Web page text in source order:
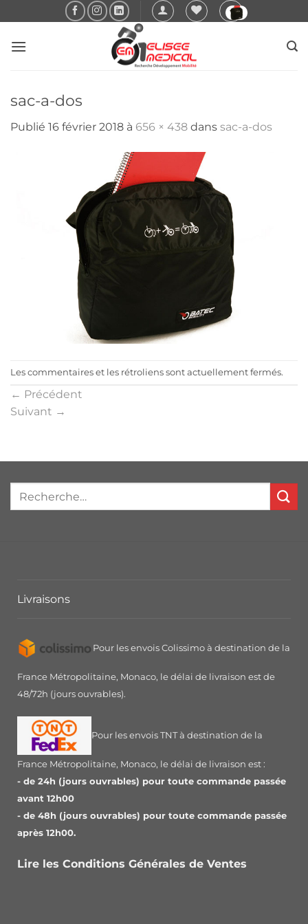
au
contenu
sac-a-dos
Publié 16 février 2018 à 656 × 438 dans sac-a-dos
Les commentaires et les rétroliens sont actuellement fermés.
← Précédent
Suivant →
Livraisons
Pour les envois Colissimo à destination de la
France Métropolitaine, Monaco, le délai de livraison est de
48/72h (jours ouvrables).
Pour les envois TNT à destination de la
France Métropolitaine, Monaco, le délai de livraison est :
- de 24h (jours ouvrables) pour toute commande passée
avant 12h00
- de 48h (jours ouvrables) pour toute commande passée
après 12h00.
Lire les Conditions Générales de Ventes